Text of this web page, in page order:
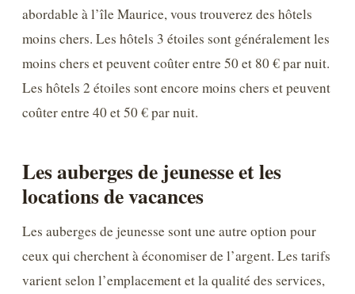
abordable à l’île Maurice, vous trouverez des hôtels
moins chers. Les hôtels 3 étoiles sont généralement les
moins chers et peuvent coûter entre 50 et 80 € par nuit.
Les hôtels 2 étoiles sont encore moins chers et peuvent
coûter entre 40 et 50 € par nuit.
Les auberges de jeunesse et les
locations de vacances
Les auberges de jeunesse sont une autre option pour
ceux qui cherchent à économiser de l’argent. Les tarifs
varient selon l’emplacement et la qualité des services,